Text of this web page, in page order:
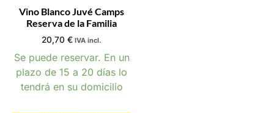
Vino Blanco Juvé Camps
Reserva de la Familia
20,70 € IVA incl.
Se puede reservar. En un
plazo de 15 a 20 días lo
tendrá en su domicilio